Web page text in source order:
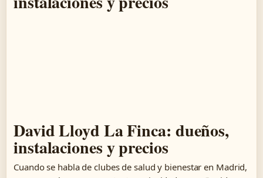
David Lloyd La Finca: dueños,
instalaciones y precios
Cuando se habla de clubes de salud y bienestar en Madrid,